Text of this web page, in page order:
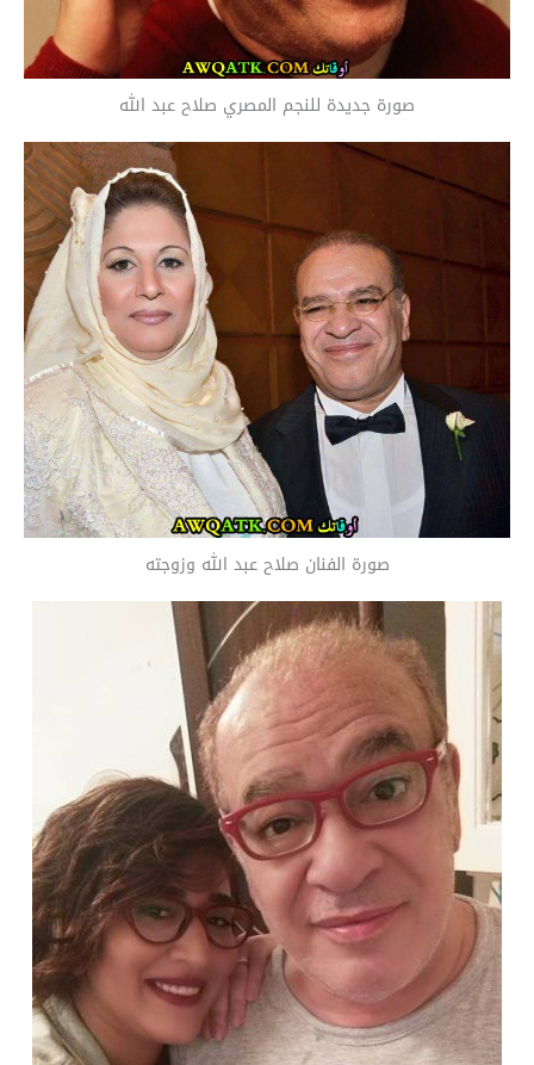
صورة جديدة للنجم المصري صلاح عبد الله
صورة الفنان صلاح عبد الله وزوجته